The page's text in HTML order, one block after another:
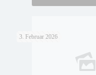
3. Februar 2026